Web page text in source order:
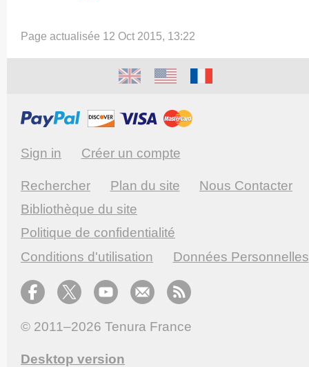
Page actualisée 12 Oct 2015, 13:22
Sign in Créer un compte
Rechercher Plan du site
Nous Contacter
Bibliothèque du site
Politique de confidentialité
Conditions d'utilisation
Données Personnelles
© 2011–2026 Tenura France
Desktop version